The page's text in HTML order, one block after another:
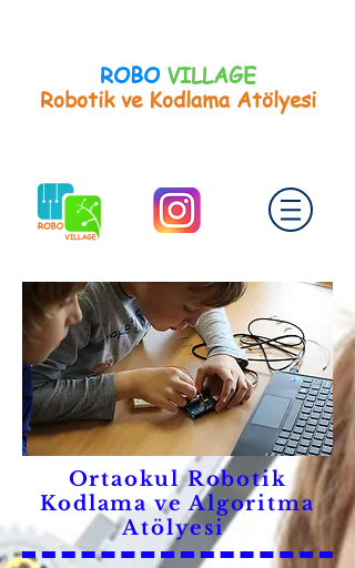
ROBO VILLAGE
Robotik ve Kodlama Atölyesi
Ortaokul Robotik
Kodlama ve Algoritma
Atölyesi